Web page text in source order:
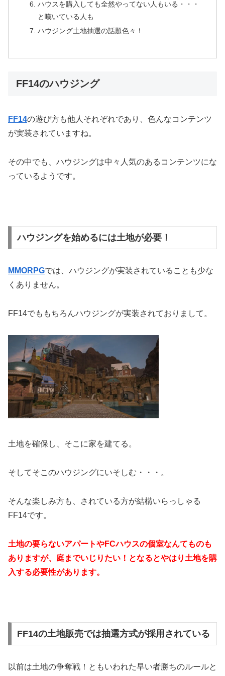
ハウスを購入しても全然やってない人もいる・・・
と嘆いている人も
ハウジング土地抽選の話題色々！
FF14のハウジング
FF14の遊び方も他人それぞれであり、色んなコンテンツ
が実装されていますね。
その中でも、ハウジングは中々人気のあるコンテンツにな
っているようです。
ハウジングを始めるには土地が必要！
MMORPGでは、ハウジングが実装されていることも少な
くありません。
FF14でももちろんハウジングが実装されておりまして。
土地を確保し、そこに家を建てる。
そしてそこのハウジングにいそしむ・・・。
そんな楽しみ方も、されている方が結構いらっしゃる
FF14です。
土地の要らないアパートやFCハウスの個室なんてものも
ありますが、庭までいじりたい！となるとやはり土地を購
入する必要性があります。
FF14の土地販売では抽選方式が採用されている
以前は土地の争奪戦！ともいわれた早い者勝ちのルールと